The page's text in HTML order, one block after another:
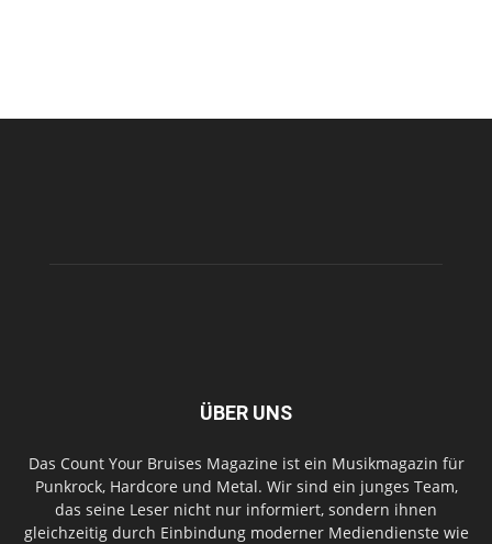
ÜBER UNS
Das Count Your Bruises Magazine ist ein Musikmagazin für
Punkrock, Hardcore und Metal. Wir sind ein junges Team,
das seine Leser nicht nur informiert, sondern ihnen
gleichzeitig durch Einbindung moderner Mediendienste wie